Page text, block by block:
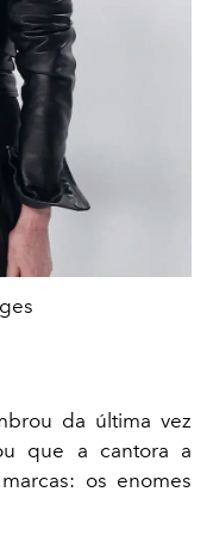
da última vez
que a cantora a
os enomes